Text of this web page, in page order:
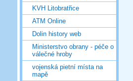
KVH Litobratřice
ATM Online
Dolin history web
Ministerstvo obrany - péče o
válečné hroby
vojenská pietní místa na
mapě